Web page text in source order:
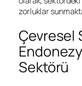
zorluklar
Çevresel
Sektörü